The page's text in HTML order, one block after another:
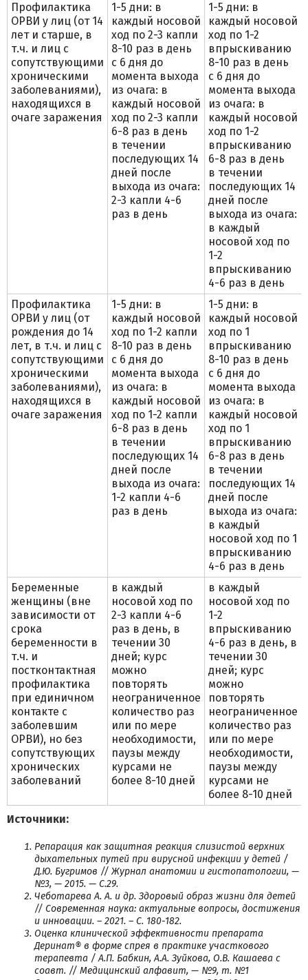
Профилактика
ОРВИ у лиц (от 14
лет и старше, в
т.ч. и лиц с
сопутствующими
хроническими
заболеваниями),
находящихся в
очаге заражения
1-5 дни: в
каждый носовой
ход по 2-3 капли
8-10 раз в день
с 6 дня до
момента выхода
из очага: в
каждый носовой
ход по 2-3 капли
6-8 раз в день
в течении
последующих 14
дней после
выхода из очага:
2-3 капли 4-6
раз в день
1-5 дни: в
каждый носовой
ход по 1-2
впрыскиванию
8-10 раз в день
с 6 дня до
момента выхода
из очага: в
каждый носовой
ход по 1-2
впрыскиванию
6-8 раз в день
в течении
последующих 14
дней после
выхода из очага:
в каждый
носовой ход по
1-2
впрыскиванию
4-6 раз в день
Профилактика
ОРВИ у лиц (от
рождения до 14
лет, в т.ч. и лиц с
сопутствующими
хроническими
заболеваниями),
находящихся в
очаге заражения
1-5 дни: в
каждый носовой
ход по 1-2 капли
8-10 раз в день
с 6 дня до
момента выхода
из очага: в
каждый носовой
ход по 1-2 капли
6-8 раз в день
в течении
последующих 14
дней после
выхода из очага:
1-2 капли 4-6
раз в день
1-5 дни: в
каждый носовой
ход по 1
впрыскиванию
8-10 раз в день
с 6 дня до
момента выхода
из очага: в
каждый носовой
ход по 1
впрыскиванию
6-8 раз в день
в течении
последующих 14
дней после
выхода из очага:
в каждый
носовой ход по 1
впрыскиванию
4-6 раз в день
Беременные
женщины (вне
зависимости от
срока
беременности в
т.ч. и
постконтактная
профилактика
при единичном
контакте с
заболевшим
ОРВИ), но без
сопутствующих
хронических
заболеваний
в каждый
носовой ход по
2-3 капли 4-6
раз в день, в
течении 30
дней; курс
можно
повторять
неограниченное
количество раз
или по мере
необходимости,
паузы между
курсами не
более 8-10 дней
в каждый
носовой ход по
1-2
впрыскиванию
4-6 раз в день, в
течении 30
дней; курс
можно
повторять
неограниченное
количество раз
или по мере
необходимости,
паузы между
курсами не
более 8-10 дней
Источники:
Репарация как защитная реакция слизистой верхних
дыхательных путей при вирусной инфекции у детей /
Д.Ю. Бугримов // Журнал анатомии и гистопатологии, —
№3, — 2015. — С.29.
Чеботарева А. А. и др. Здоровый образ жизни для детей
// Современная наука: актуальные вопросы, достижения
и инновации. – 2021. – С. 180-182.
Оценка клинической эффективности препарата
Деринат® в форме спрея в практике участкового
терапевта / А.П. Бабкин, А.А. Зуйкова, О.В. Кашаева с
соавт. // Медицинский алфавит, — №9, т. №1